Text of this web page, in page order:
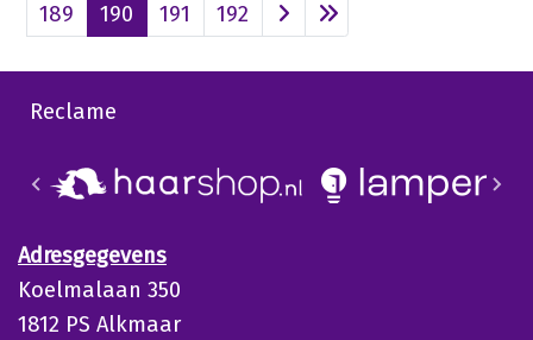
189
190 191 192
Reclame
Adresgegevens
Koelmalaan 350
1812 PS Alkmaar